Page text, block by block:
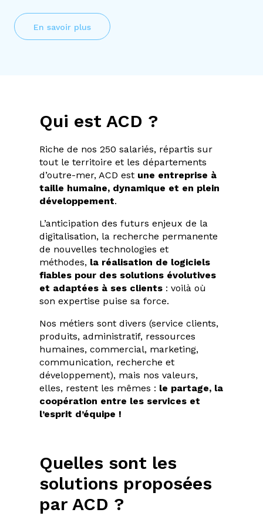
En savoir plus
Qui est ACD ?
Riche de nos 250 salariés, répartis sur
tout le territoire et les départements
d’outre-mer, ACD est une entreprise à
taille humaine, dynamique et en plein
développement.
L’anticipation des futurs enjeux de la
digitalisation, la recherche permanente
de nouvelles technologies et
méthodes, la réalisation de logiciels
fiables pour des solutions évolutives
et adaptées à ses clients : voilà où
son expertise puise sa force.
Nos métiers sont divers (service clients,
produits, administratif, ressources
humaines, commercial, marketing,
communication, recherche et
développement), mais nos valeurs,
elles, restent les mêmes : le partage, la
coopération entre les services et
l’esprit d’équipe !
Quelles sont les
solutions proposées
par ACD ?